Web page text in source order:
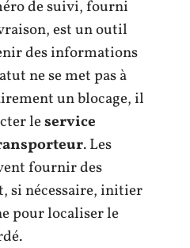
de suivi, fourni
est un outil
des informations
ne se met pas à
un blocage, il
leservice
. Les
fournir des
si nécessaire, initier
pour localiser le